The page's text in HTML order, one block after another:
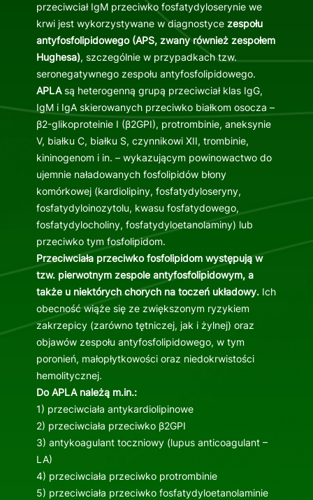
przeciwciał IgM przeciwko fosfatydyloserynie we
krwi jest wykorzystywane w diagnostyce zespołu
antyfosfolipidowego (APS, zwany również zespołem
Hughesa), szczególnie w przypadkach tzw.
seronegatywnego zespołu antyfosfolipidowego.
APLAsą heterogenną grupą przeciwciał klas IgG,
IgM i IgA skierowanych przeciwko białkom osocza –
β2-glikoproteinie I (β2GPI), protrombinie, aneksynie
V, białku C, białku S, czynnikowi XII, trombinie,
kininogenom i in. – wykazującym powinowactwo do
ujemnie naładowanych fosfolipidów błony
komórkowej (kardiolipiny, fosfatydyloseryny,
fosfatydyloinozytolu, kwasu fosfatydowego,
fosfatydylocholiny, fosfatydyloetanolaminy) lub
przeciwko tym fosfolipidom.
Przeciwciała przeciwko fosfolipidom występują w
tzw. pierwotnym zespole antyfosfolipidowym, a
także u niektórych chorych na toczeń układowy.Ich
obecność wiąże się ze zwiększonym ryzykiem
zakrzepicy (zarówno tętniczej, jak i żylnej) oraz
objawów zespołu antyfosfolipidowego, w tym
poronień, małopłytkowości oraz niedokrwistości
hemolitycznej.
Do APLA należą m.in.:
1) przeciwciała antykardiolipinowe
2) przeciwciała przeciwko β2GPI
3) antykoagulant toczniowy (lupus anticoagulant –
LA)
4) przeciwciała przeciwko protrombinie
5) przeciwciała przeciwko fosfatydyloetanolaminie